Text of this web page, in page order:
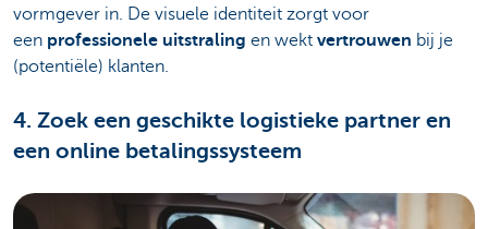
vormgever in. De visuele identiteit zorgt voor
een professionele uitstraling en wekt vertrouwen bij je
(potentiële) klanten.
4. Zoek een geschikte logistieke partner en
een online betalingssysteem